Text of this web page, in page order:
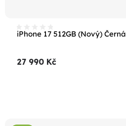
iPhone 17 512GB (Nový) Černá
27 990 Kč